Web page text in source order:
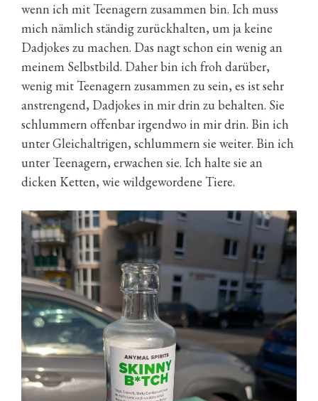
wenn ich mit Teenagern zusammen bin. Ich muss
mich nämlich ständig zurückhalten, um ja keine
Dadjokes zu machen. Das nagt schon ein wenig an
meinem Selbstbild. Daher bin ich froh darüber,
wenig mit Teenagern zusammen zu sein, es ist sehr
anstrengend, Dadjokes in mir drin zu behalten. Sie
schlummern offenbar irgendwo in mir drin. Bin ich
unter Gleichaltrigen, schlummern sie weiter. Bin ich
unter Teenagern, erwachen sie. Ich halte sie an
dicken Ketten, wie wildgewordene Tiere.